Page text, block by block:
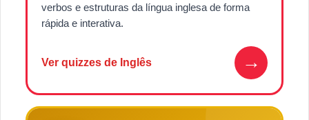
verbos e estruturas da língua inglesa de forma
rápida e interativa.
Ver quizzes de Inglês →